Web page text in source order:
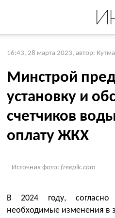
16:43, 28 марта 2023, автор:
Минстрой
установку и
счетчиков
оплату ЖКХ
Источник фото: freepik.com
В 2024 году, согласно
необходимые изменения в